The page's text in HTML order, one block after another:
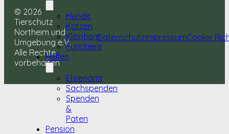
Hunde
Katzen
Kleintiere
Fundtiere
Helfen
Ehrenamt
Sachspenden
Spenden
&
Paten
Pension
© 2026
Tierschutz
Northeim und
Umgebung e.V.
Alle Rechte
vorbehalten
DatenschutzImpressumCookie